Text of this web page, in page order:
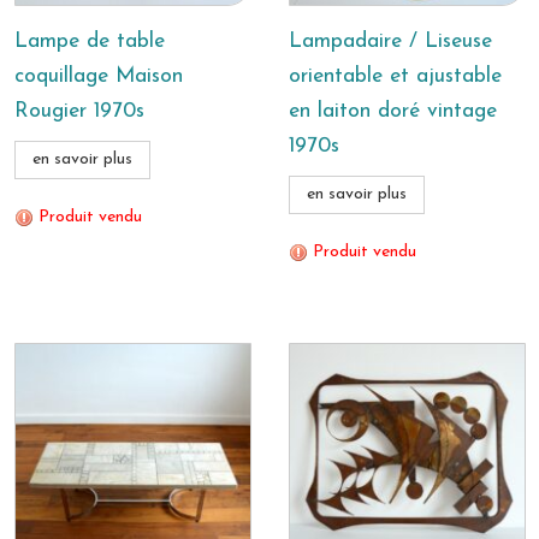
Lampe de table
coquillage Maison
Rougier 1970s
en savoir plus
Produit vendu
Lampadaire / Liseuse
orientable et ajustable
en laiton doré vintage
1970s
en savoir plus
Produit vendu